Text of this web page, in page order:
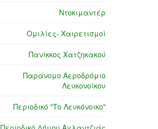
Ντοκιμαντέρ
Ομιλίες- Χαιρετισμοί
Πανίκκος Χατζηκακού
Παράνομο Αεροδρόμιο
Λευκονοίκου
Περιοδικό "Το Λευκόνοικο"